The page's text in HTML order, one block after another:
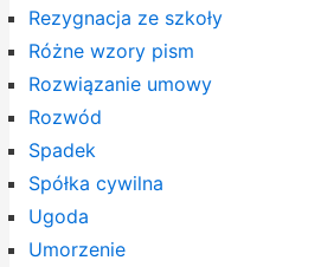
Rezygnacja ze szkoły
Różne wzory pism
Rozwiązanie umowy
Rozwód
Spadek
Spółka cywilna
Ugoda
Umorzenie